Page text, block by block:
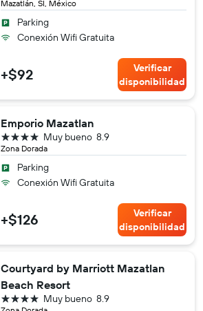
Mazatlán, SI, México
Parking
Conexión Wifi Gratuita
+$92
Verificar
disponibilidad
Emporio Mazatlan
Zona Dorada
8.9
Muy bueno
4 estrellas
Parking
Conexión Wifi Gratuita
+$126
Verificar
disponibilidad
Courtyard by Marriott Mazatlan
Beach Resort
8.9
Muy bueno
4 estrellas